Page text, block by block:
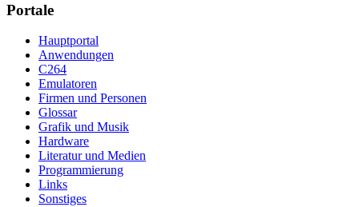
Portale
Hauptportal
Anwendungen
C264
Emulatoren
Firmen und Personen
Glossar
Grafik und Musik
Hardware
Literatur und Medien
Programmierung
Links
Sonstiges